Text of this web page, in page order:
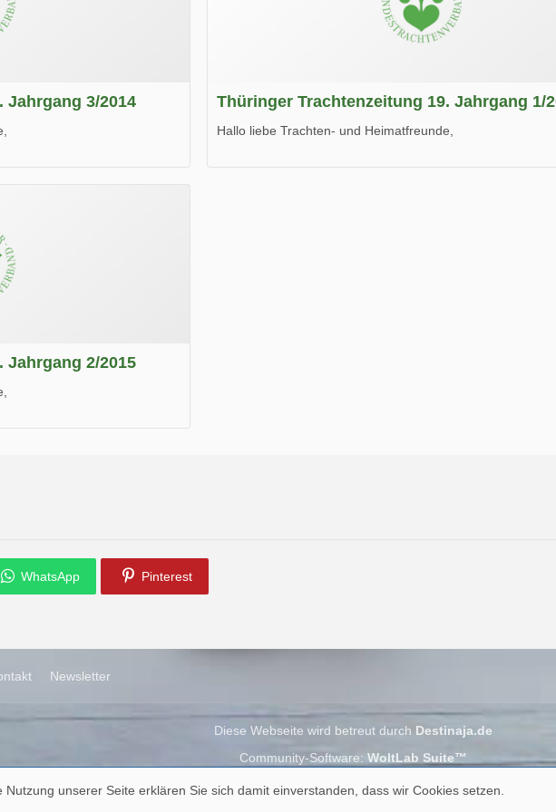
Jahrgang 3/2014 Thüringer Trachtenzeitung 19. Jahrgang 1/
Hallo liebe Trachten- und Heimatfreunde,
Jahrgang 2/2015
WhatsApp Pinterest
Newsletter
Diese Webseite wird betreut durch Destinaja.de
Community-Software: WoltLab Suite™
unserer Seite erklären Sie sich damit einverstanden, dass wir Cookies setzen.